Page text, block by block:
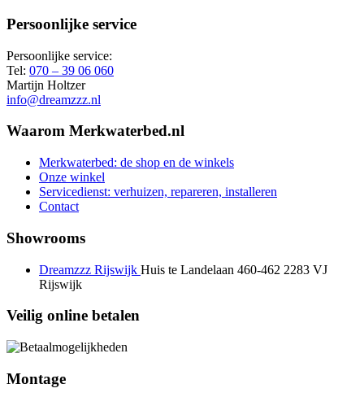
Persoonlijke service
Persoonlijke service:
Tel: 070 – 39 06 060
Martijn Holtzer
info@dreamzzz.nl
Waarom Merkwaterbed.nl
Merkwaterbed: de shop en de winkels
Onze winkel
Servicedienst: verhuizen, repareren, installeren
Contact
Showrooms
Dreamzzz Rijswijk Huis te Landelaan 460-462 2283 VJ
Rijswijk
Veilig online betalen
Montage